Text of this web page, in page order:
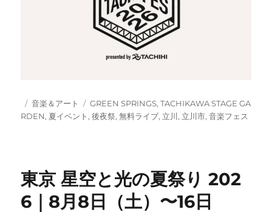
投
稿
カ
テ
音楽＆アート
タ
グ
GREEN SPRINGS,TACHIKAWA STAGE GA
RDEN, 夏イベント,後夜祭,無料ライブ, 立川, 立川市,音楽フェス
東京 星空と光の夏祭り 202
6｜8月8日（土）〜16日